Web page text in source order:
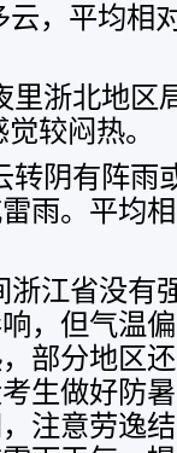
，平均相
里浙北地区
较闷热。
转阴有阵雨
雨。平均
浙江省没有
，但气温
部分地区
生做好防
注意劳逸